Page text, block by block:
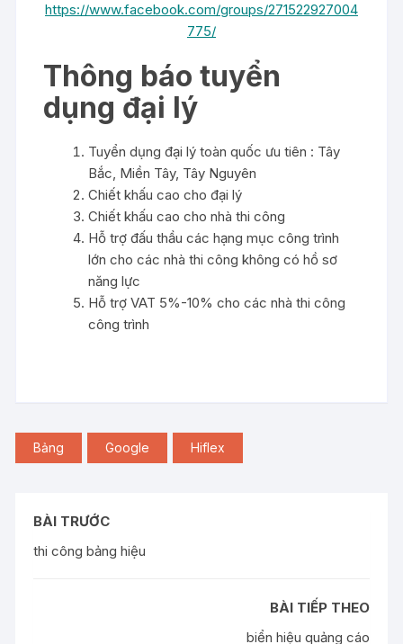
https://www.facebook.com/groups/271522927004
775/
Thông báo tuyển
dụng đại lý
Tuyển dụng đại lý toàn quốc ưu tiên : Tây
Bắc, Miền Tây, Tây Nguyên
Chiết khấu cao cho đại lý
Chiết khấu cao cho nhà thi công
Hỗ trợ đấu thầu các hạng mục công trình
lớn cho các nhà thi công không có hồ sơ
năng lực
Hỗ trợ VAT 5%-10% cho các nhà thi công
công trình
Bảng Google Hiflex
BÀI TRƯỚC
thi công bảng hiệu
BÀI TIẾP THEO
biển hiệu quảng cáo